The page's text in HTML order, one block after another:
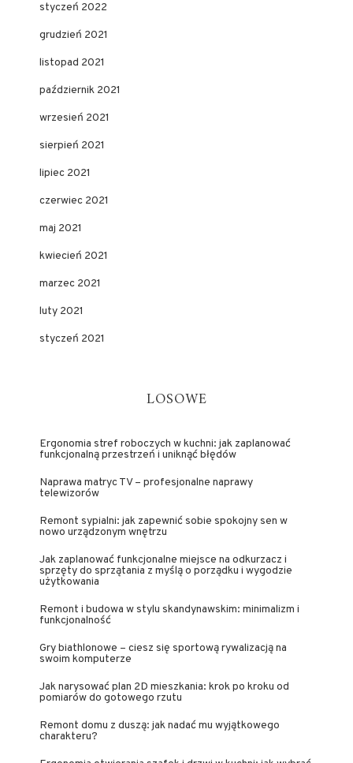
styczeń 2022
grudzień 2021
listopad 2021
październik 2021
wrzesień 2021
sierpień 2021
lipiec 2021
czerwiec 2021
maj 2021
kwiecień 2021
marzec 2021
luty 2021
styczeń 2021
LOSOWE
Ergonomia stref roboczych w kuchni: jak zaplanować
funkcjonalną przestrzeń i uniknąć błędów
Naprawa matryc TV – profesjonalne naprawy
telewizorów
Remont sypialni: jak zapewnić sobie spokojny sen w
nowo urządzonym wnętrzu
Jak zaplanować funkcjonalne miejsce na odkurzacz i
sprzęty do sprzątania z myślą o porządku i wygodzie
użytkowania
Remont i budowa w stylu skandynawskim: minimalizm i
funkcjonalność
Gry biathlonowe – ciesz się sportową rywalizacją na
swoim komputerze
Jak narysować plan 2D mieszkania: krok po kroku od
pomiarów do gotowego rzutu
Remont domu z duszą: jak nadać mu wyjątkowego
charakteru?